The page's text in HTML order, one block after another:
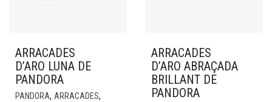
ARRACADES
D’ARO LUNA DE
PANDORA
PANDORA, ARRACADES,
ARRACADES
D’ARO ABRAÇADA
BRILLANT DE
PANDORA